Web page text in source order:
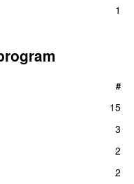
1
#
15
3
2
2